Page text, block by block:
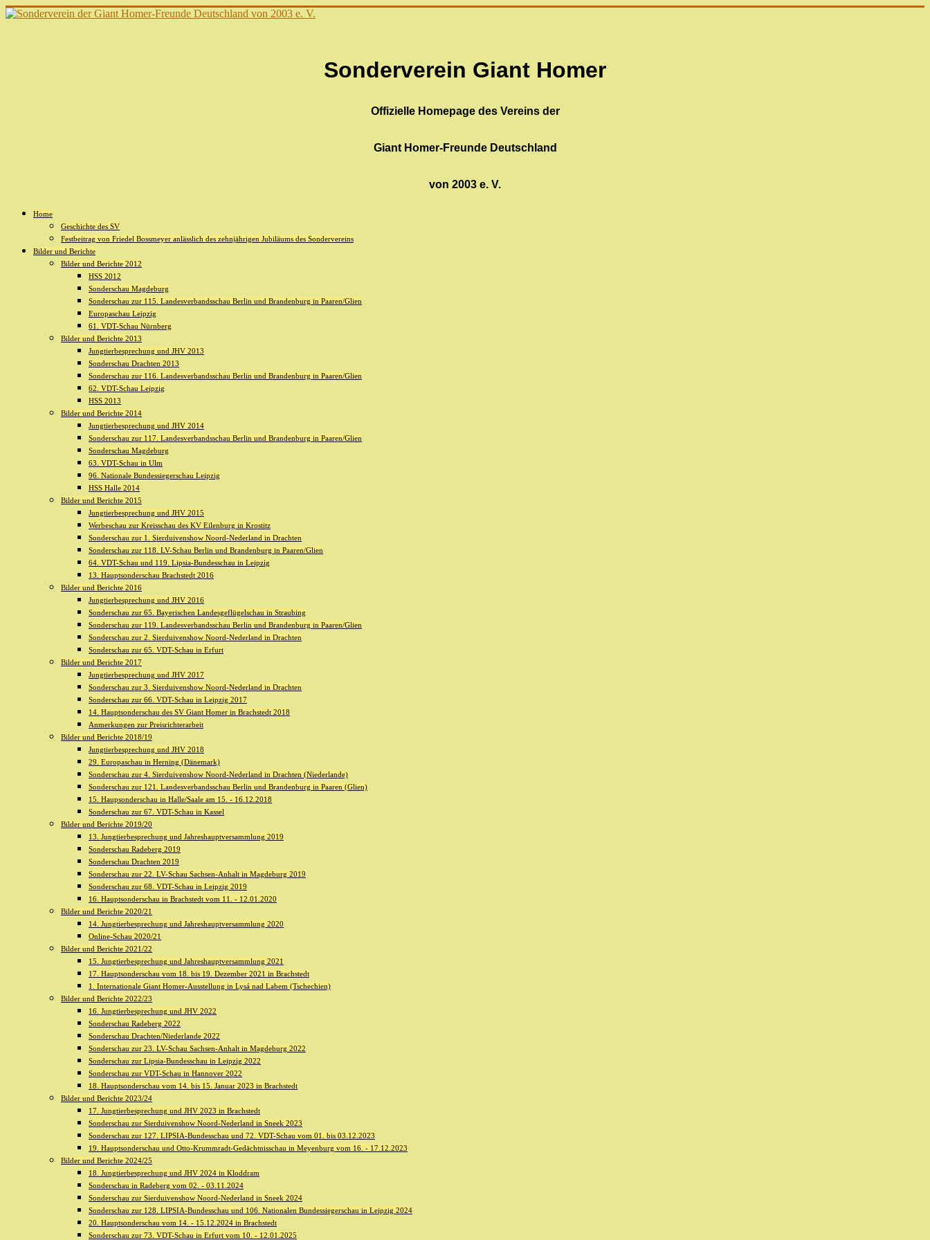
Sonderverein Giant Homer
Offizielle Homepage des Vereins der
Giant Homer-Freunde Deutschland
von 2003 e. V.
Home
Geschichte des SV
Festbeitrag von Friedel Bossmeyer anlässlich des zehnjährigen Jubiläums des Sondervereins
Bilder und Berichte
Bilder und Berichte 2012
HSS 2012
Sonderschau Magdeburg
Sonderschau zur 115. Landesverbandsschau Berlin und Brandenburg in Paaren/Glien
Europaschau Leipzig
61. VDT-Schau Nürnberg
Bilder und Berichte 2013
Jungtierbesprechung und JHV 2013
Sonderschau Drachten 2013
Sonderschau zur 116. Landesverbandsschau Berlin und Brandenburg in Paaren/Glien
62. VDT-Schau Leipzig
HSS 2013
Bilder und Berichte 2014
Jungtierbesprechung und JHV 2014
Sonderschau zur 117. Landesverbandsschau Berlin und Brandenburg in Paaren/Glien
Sonderschau Magdeburg
63. VDT-Schau in Ulm
96. Nationale Bundessiegerschau Leipzig
HSS Halle 2014
Bilder und Berichte 2015
Jungtierbesprechung und JHV 2015
Werbeschau zur Kreisschau des KV Eilenburg in Krostitz
Sonderschau zur 1. Sierduivenshow Noord-Nederland in Drachten
Sonderschau zur 118. LV-Schau Berlin und Brandenburg in Paaren/Glien
64. VDT-Schau und 119. Lipsia-Bundesschau in Leipzig
13. Hauptsonderschau Brachstedt 2016
Bilder und Berichte 2016
Jungtierbesprechung und JHV 2016
Sonderschau zur 65. Bayerischen Landesgeflügelschau in Straubing
Sonderschau zur 119. Landesverbandsschau Berlin und Brandenburg in Paaren/Glien
Sonderschau zur 2. Sierduivenshow Noord-Nederland in Drachten
Sonderschau zur 65. VDT-Schau in Erfurt
Bilder und Berichte 2017
Jungtierbesprechung und JHV 2017
Sonderschau zur 3. Sierduivenshow Noord-Nederland in Drachten
Sonderschau zur 66. VDT-Schau in Leipzig 2017
14. Hauptsonderschau des SV Giant Homer in Brachstedt 2018
Anmerkungen zur Preisrichterarbeit
Bilder und Berichte 2018/19
Jungtierbesprechung und JHV 2018
29. Europaschau in Herning (Dänemark)
Sonderschau zur 4. Sierduivenshow Noord-Nederland in Drachten (Niederlande)
Sonderschau zur 121. Landesverbandsschau Berlin und Brandenburg in Paaren (Glien)
15. Haupsonderschau in Halle/Saale am 15. - 16.12.2018
Sonderschau zur 67. VDT-Schau in Kassel
Bilder und Berichte 2019/20
13. Jungtierbesprechung und Jahreshauptversammlung 2019
Sonderschau Radeberg 2019
Sonderschau Drachten 2019
Sonderschau zur 22. LV-Schau Sachsen-Anhalt in Magdeburg 2019
Sonderschau zur 68. VDT-Schau in Leipzig 2019
16. Hauptsonderschau in Brachstedt vom 11. - 12.01.2020
Bilder und Berichte 2020/21
14. Jungtierbesprechung und Jahreshauptversammlung 2020
Online-Schau 2020/21
Bilder und Berichte 2021/22
15. Jungtierbesprechung und Jahreshauptversammlung 2021
17. Hauptsonderschau vom 18. bis 19. Dezember 2021 in Brachstedt
1. Internationale Giant Homer-Ausstellung in Lysá nad Labem (Tschechien)
Bilder und Berichte 2022/23
16. Jungtierbesprechung und JHV 2022
Sonderschau Radeberg 2022
Sonderschau Drachten/Niederlande 2022
Sonderschau zur 23. LV-Schau Sachsen-Anhalt in Magdeburg 2022
Sonderschau zur Lipsia-Bundesschau in Leipzig 2022
Sonderschau zur VDT-Schau in Hannover 2022
18. Hauptsonderschau vom 14. bis 15. Januar 2023 in Brachstedt
Bilder und Berichte 2023/24
17. Jungtierbesprechung und JHV 2023 in Brachstedt
Sonderschau zur Sierduivenshow Noord-Nederland in Sneek 2023
Sonderschau zur 127. LIPSIA-Bundesschau und 72. VDT-Schau vom 01. bis 03.12.2023
19. Hauptsonderschau und Otto-Krummradt-Gedächtnisschau in Meyenburg vom 16. - 17.12.2023
Bilder und Berichte 2024/25
18. Jungtierbesprechung und JHV 2024 in Kloddram
Sonderschau in Radeberg vom 02. - 03.11.2024
Sonderschau zur Sierduivenshow Noord-Nederland in Sneek 2024
Sonderschau zur 128. LIPSIA-Bundesschau und 106. Nationalen Bundessiegerschau in Leipzig 2024
20. Hauptsonderschau vom 14. - 15.12.2024 in Brachstedt
Sonderschau zur 73. VDT-Schau in Erfurt vom 10. - 12.01.2025